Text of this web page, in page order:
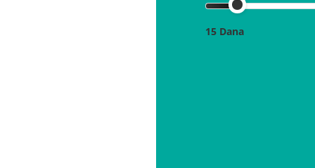
15 Dana